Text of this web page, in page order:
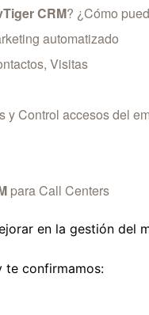
CRM? ¿Cómo
automatizado
Visitas
y Control accesos del
para Call Centers
en la gestión del
te confirmamos: